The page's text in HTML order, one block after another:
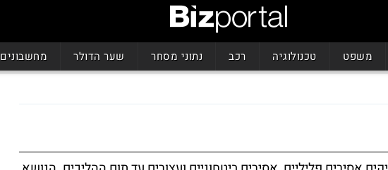
משפט טכנולוגיה רכב נתוני מסחר שער הדולר מחשבונים